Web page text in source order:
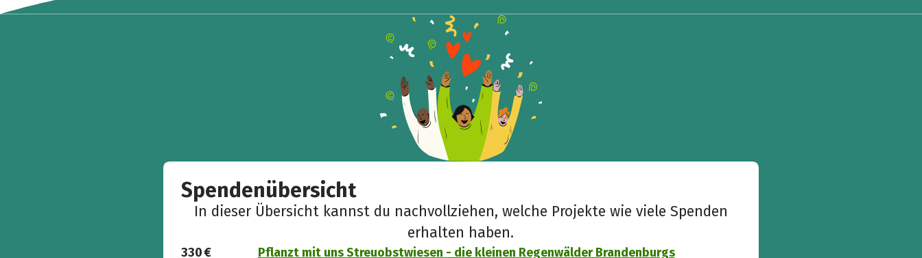
Spendenübersicht
In dieser Übersicht kannst du nachvollziehen, welche Projekte wie viele Spenden
erhalten haben.
330 €
Pflanzt mit uns Streuobstwiesen - die kleinen Regenwälder Brandenburgs